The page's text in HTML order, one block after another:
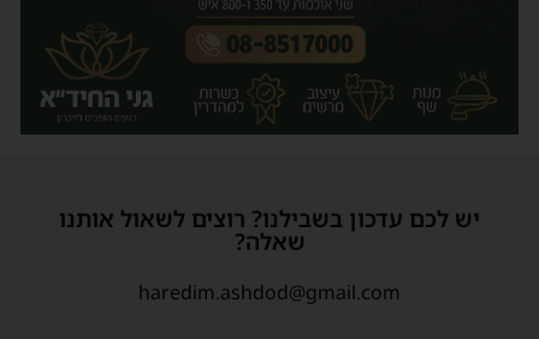
יש לכם עדכון בשבילנו? רוצים לשאול אותנו
שאלה?
haredim.ashdod@gmail.com